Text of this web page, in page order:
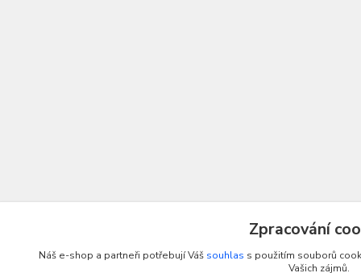
Zpracování
Náš e-shop a partneři potřebují Váš souhlas s použitím souborů
Vašich zájmů.